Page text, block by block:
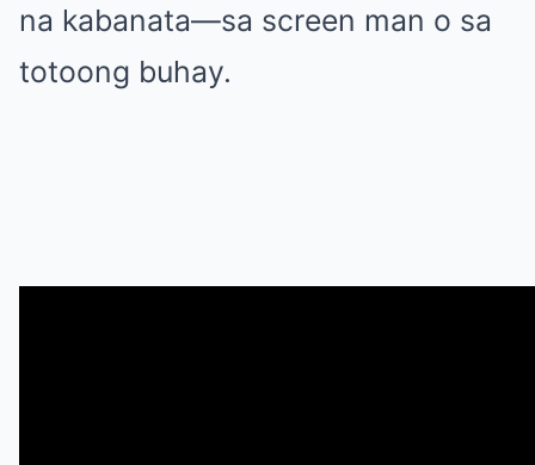
na kabanata—sa screen man o sa
totoong buhay.